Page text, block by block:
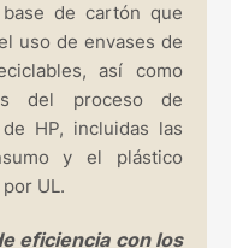
de cartón que
uso de envases de
así como
del proceso de
HP, incluidas las
y el plástico
UL.
eficiencia con los